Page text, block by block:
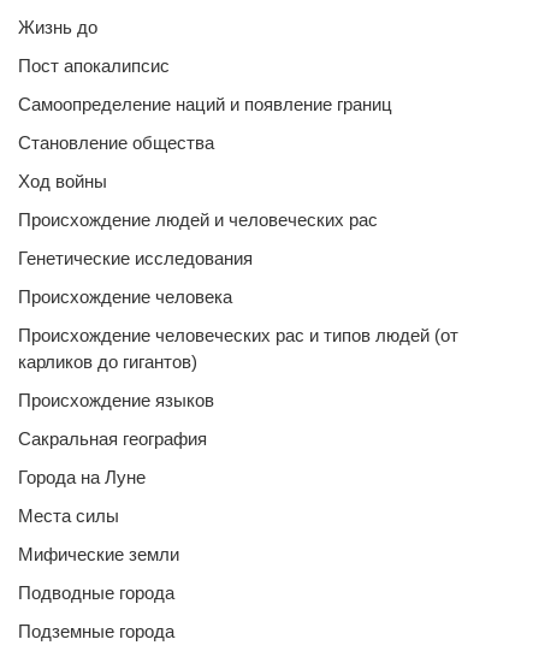
Жизнь до
Пост апокалипсис
Самоопределение наций и появление границ
Становление общества
Ход войны
Происхождение людей и человеческих рас
Генетические исследования
Происхождение человека
Происхождение человеческих рас и типов людей (от
карликов до гигантов)
Происхождение языков
Сакральная география
Города на Луне
Места силы
Мифические земли
Подводные города
Подземные города